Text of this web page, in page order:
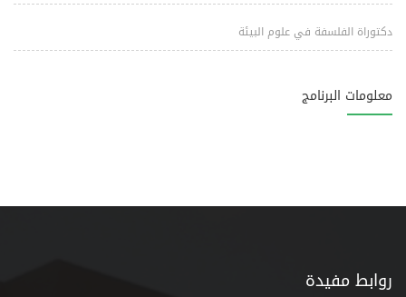
دكتوراة الفلسفة في علوم البيئة
معلومات البرنامج
روابط مفيدة